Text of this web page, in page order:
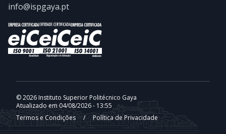
info@ispgaya.pt
© 2026 Instituto Superior Politécnico Gaya
Atualizado em 04/08/2026 - 13:55
Termos e Condições
/ Política de Privacidade